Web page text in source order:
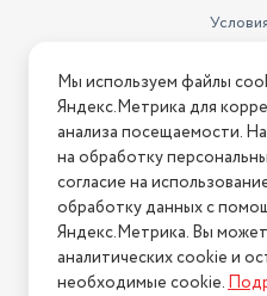
Условия
Нашли ошибку на
2026 © Интернет-магазин
Политика
Мы используем файлы
Яндекс.Метрика для
анализа посещаемости.
на обработку
согласие на
обработку данных с
Яндекс.Метрика. Вы
аналитических cookie и
необходимые cookie.